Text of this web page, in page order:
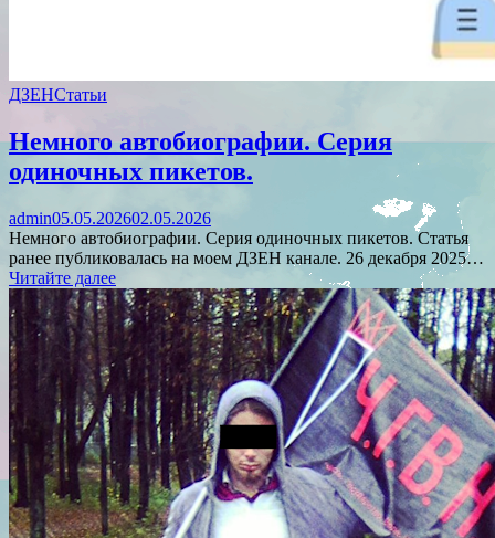
ДЗЕНСтатьи
Немного автобиографии. Серия
одиночных пикетов.
admin05.05.202602.05.2026
Немного автобиографии. Серия одиночных пикетов. Статья
ранее публиковалась на моем ДЗЕН канале. 26 декабря 2025…
Читайте далее